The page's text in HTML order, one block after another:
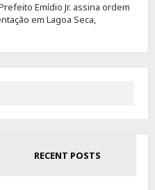
Emídio Jr. assina ordem
em Lagoa Seca,
RECENT POSTS